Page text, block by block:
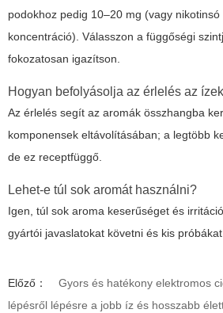
podokhoz pedig 10–20 mg (vagy
koncentráció). Válasszon a függőségi
fokozatosan igazítson.
Hogyan befolyásolja az érlelés az
Az érlelés segít az aromák összhangba
komponensek eltávolításában; a legtöbb
de ez receptfüggő.
Lehet-e túl sok aromát használni?
Igen, túl sok aroma keserűséget és
gyártói javaslatokat követni és kis
Előző：
Gyors és hatékony elektromos
lépésről lépésre a jobb íz és hosszabb